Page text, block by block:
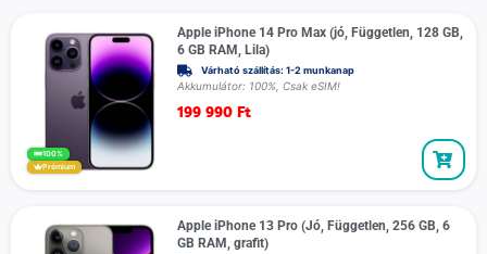
100%
Prémium
Apple iPhone 14 Pro Max (jó, Független, 128 GB,
6 GB RAM, Lila)
Várható szállítás: 1-2 munkanap
Akkumulátor: 100%, Csak eSIM!
199 990 Ft
Apple iPhone 13 Pro (Jó, Független, 256 GB, 6
GB RAM, grafit)